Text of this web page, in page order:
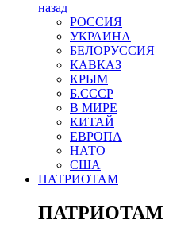
назад
РОСCИЯ
УКРАИНА
БЕЛОРУССИЯ
КАВКАЗ
КРЫМ
Б.СССР
В МИРЕ
КИТАЙ
ЕВРОПА
НАТО
США
ПАТРИОТАМ
ПАТРИОТАМ